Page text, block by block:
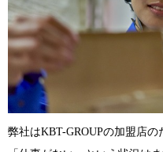
弊社はKBT-GROUPの加盟店